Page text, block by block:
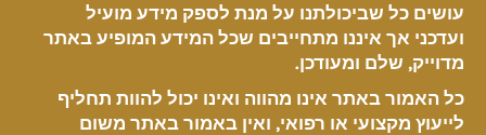
עושים כל שביכולתנו על מנת לספק מידע מועיל
ועדכני אך איננו מתחייבים שכל המידע המופיע באתר
מדוייק, שלם ומעודכן.
כל האמור באתר אינו מהווה ואינו יכול להוות תחליף
לייעוץ מקצועי או רפואי, ואין באמור באתר משום